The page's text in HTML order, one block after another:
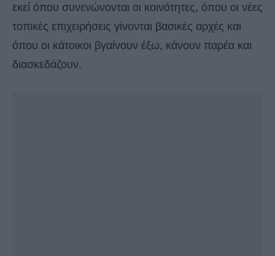
εκεί όπου συνενώνονται οι κοινότητες, όπου οι νέες
τοπικές επιχειρήσεις γίνονται βασικές αρχές και
όπου οι κάτοικοι βγαίνουν έξω, κάνουν παρέα και
διασκεδάζουν.